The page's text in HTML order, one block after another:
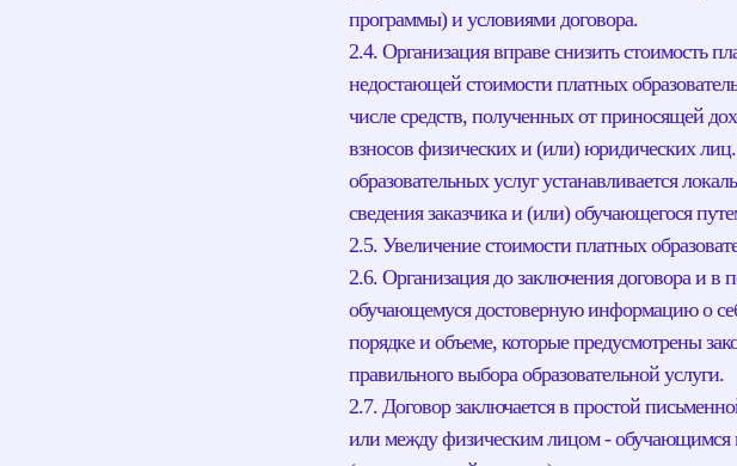
программы) и условиями договора.
2.4. Организация вправе снизить стоимость
недостающей стоимости платных
числе средств, полученных от приносящей
взносов физических и (или) юридических
образовательных услуг устанавливается
сведения заказчика и (или) обучающегося
2.5. Увеличение стоимости платных
2.6. Организация до заключения договора и в
обучающемуся достоверную информацию о
порядке и объеме, которые предусмотрены
правильного выбора образовательной услуги.
2.7. Договор заключается в простой
или между физическим лицом -